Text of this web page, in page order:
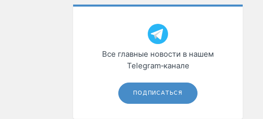
Все главные новости в нашем
Telegram‑канале
ПОДПИСАТЬСЯ